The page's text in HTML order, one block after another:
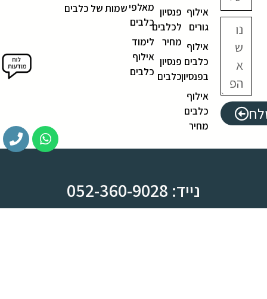
אילוף
גורים
אילוף
כלבים
בפנסיון
אילוף
כלבים
מחיר
פנסיון
לכלבים
מחיר
פנסיון
כלבים
מאלפי
כלבים
לימוד
אילוף
כלבים
שמות של כלבים
נייד: 052-360-9028